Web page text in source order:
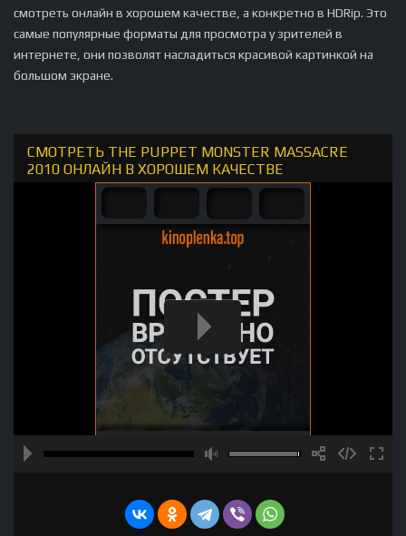
смотреть онлайн в хорошем качестве, а конкретно в HDRip. Это
самые популярные форматы для просмотра у зрителей в
интернете, они позволят насладиться красивой картинкой на
большом экране.
СМОТРЕТЬ THE PUPPET MONSTER MASSACRE
2010 ОНЛАЙН В ХОРОШЕМ КАЧЕСТВЕ